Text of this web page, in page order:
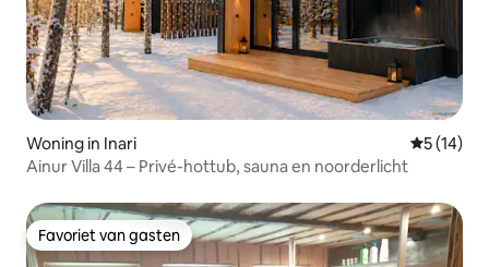
Woning in Inari
5 (14)
Ainur Villa 44 – Privé-hottub, sauna en noorderlicht
Favoriet van gasten
Favoriet van gasten